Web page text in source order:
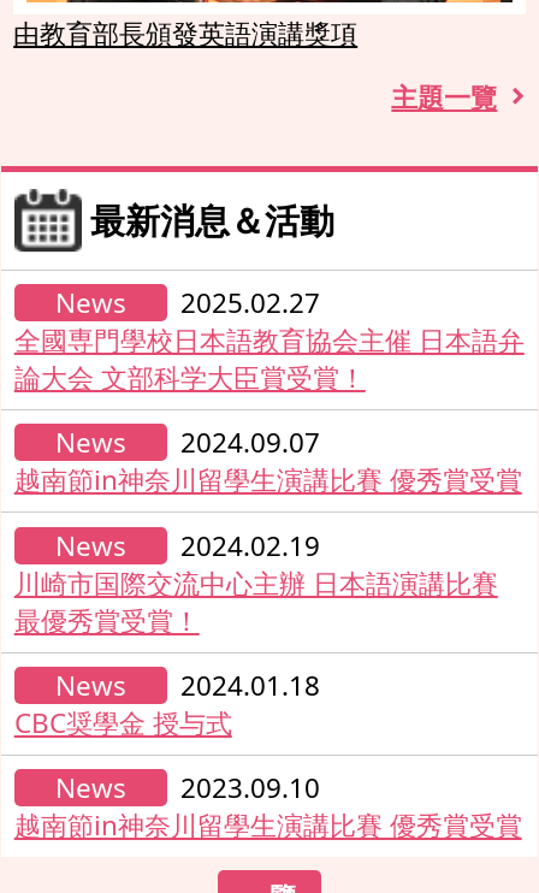
由教育部長頒發英語演講獎項
主題一覽
最新消息＆活動
News
2025.02.27
全國専門學校日本語教育協会主催 日本語弁
論大会 文部科学大臣賞受賞！
News
2024.09.07
越南節in神奈川留學生演講比賽 優秀賞受賞
News
2024.02.19
川崎市国際交流中心主辦 日本語演講比賽
最優秀賞受賞！
News
2024.01.18
CBC奨學金 授与式
News
2023.09.10
越南節in神奈川留學生演講比賽 優秀賞受賞